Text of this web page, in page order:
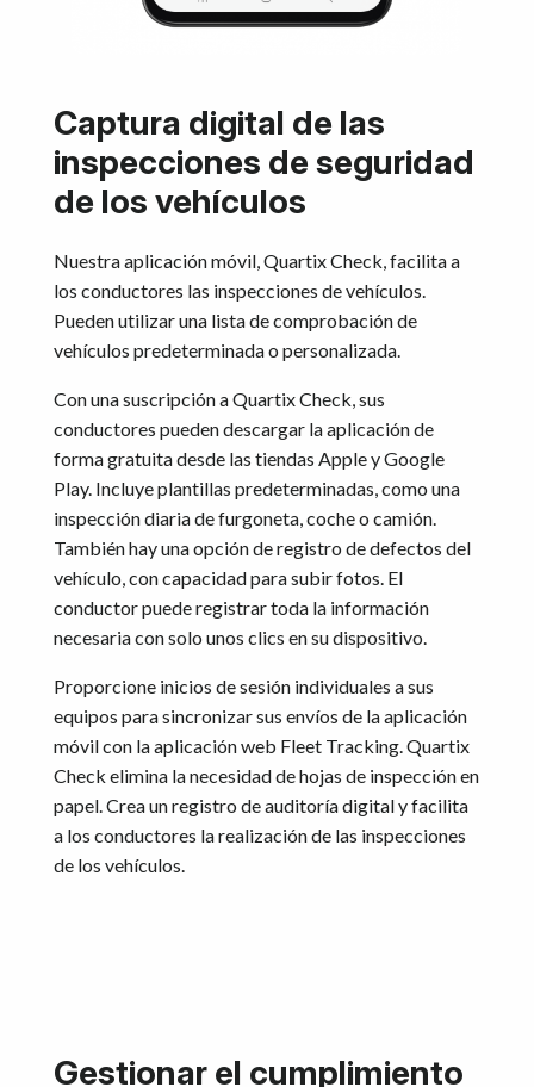
Captura digital de las
inspecciones de seguridad
de los vehículos
Nuestra aplicación móvil, Quartix Check, facilita a
los conductores las inspecciones de vehículos.
Pueden utilizar una lista de comprobación de
vehículos predeterminada o personalizada.
Con una suscripción a Quartix Check, sus
conductores pueden descargar la aplicación de
forma gratuita desde las tiendas Apple y Google
Play. Incluye plantillas predeterminadas, como una
inspección diaria de furgoneta, coche o camión.
También hay una opción de registro de defectos del
vehículo, con capacidad para subir fotos. El
conductor puede registrar toda la información
necesaria con solo unos clics en su dispositivo.
Proporcione inicios de sesión individuales a sus
equipos para sincronizar sus envíos de la aplicación
móvil con la aplicación web Fleet Tracking. Quartix
Check elimina la necesidad de hojas de inspección en
papel. Crea un registro de auditoría digital y facilita
a los conductores la realización de las inspecciones
de los vehículos.
Gestionar el cumplimiento